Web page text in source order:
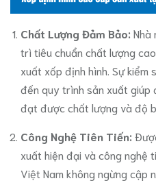
Chất Lượng Đảm Bảo: Nhà
trì tiêu chuẩn chất lượng
xuất xốp định hình. Sự kiểm
đến quy trình sản xuất giúp
đạt được chất lượng và độ
Công Nghệ Tiên Tiến:
xuất hiện đại và công nghệ
Việt Nam không ngừng cập